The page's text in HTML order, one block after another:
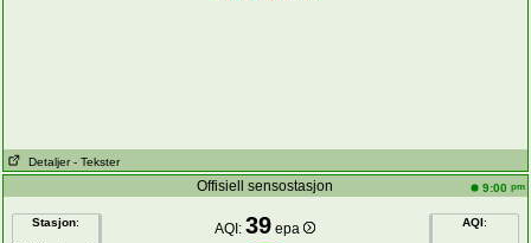
Detaljer - Tekster
Offisiell sensostasjon 9:00 pm
Stasjon: AQI:39 epa AQI: